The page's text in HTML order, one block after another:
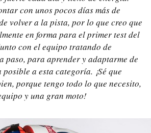
con unos pocos días más de
volver a la pista, por lo que creo que
en forma para el primer test del
con el equipo tratando de
paso, para aprender y adaptarme de
a esta categoría. ¡Sé que
porque tengo todo lo que necesito,
y una gran moto!